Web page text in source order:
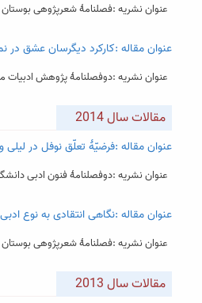
عنوان نشریه :فصلنامۀ شعرپژوهی بوستان
عنوان مقاله :کارکرد دیگرسان عشق در
عنوان نشریه :دوفصلنامۀ پژوهش ادبیات
مقالات سال 2014
عنوان مقاله :فرضیّۀ تعلّق نوفل در لیلی
عنوان نشریه :دوفصلنامۀ فنون ادبی
عنوان مقاله :نگاهی انتقادی به نوع
عنوان نشریه :فصلنامۀ شعرپژوهی بوستان
مقالات سال 2013